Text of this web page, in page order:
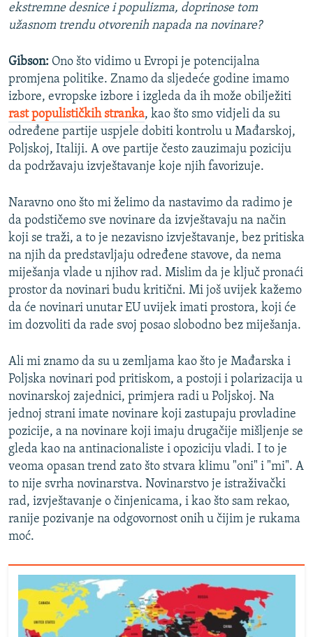
ekstremne desnice i populizma, doprinose tom
užasnom trendu otvorenih napada na novinare?
Gibson: Ono što vidimo u Evropi je potencijalna
promjena politike. Znamo da sljedeće godine imamo
izbore, evropske izbore i izgleda da ih može obilježiti
rast populističkih stranka, kao što smo vidjeli da su
određene partije uspjele dobiti kontrolu u Mađarskoj,
Poljskoj, Italiji. A ove partije često zauzimaju poziciju
da podržavaju izvještavanje koje njih favorizuje.
Naravno ono što mi želimo da nastavimo da radimo je
da podstičemo sve novinare da izvještavaju na način
koji se traži, a to je nezavisno izvještavanje, bez pritiska
na njih da predstavljaju određene stavove, da nema
miješanja vlade u njihov rad. Mislim da je ključ pronaći
prostor da novinari budu kritični. Mi još uvijek kažemo
da će novinari unutar EU uvijek imati prostora, koji će
im dozvoliti da rade svoj posao slobodno bez miješanja.
Ali mi znamo da su u zemljama kao što je Mađarska i
Poljska novinari pod pritiskom, a postoji i polarizacija u
novinarskoj zajednici, primjera radi u Poljskoj. Na
jednoj strani imate novinare koji zastupaju provladine
pozicije, a na novinare koji imaju drugačije mišljenje se
gleda kao na antinacionaliste i opoziciju vladi. I to je
veoma opasan trend zato što stvara klimu "oni" i "mi". A
to nije svrha novinarstva. Novinarstvo je istraživački
rad, izvještavanje o činjenicama, i kao što sam rekao,
ranije pozivanje na odgovornost onih u čijim je rukama
moć.